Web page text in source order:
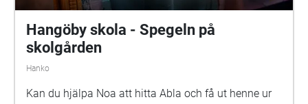
drama. Vi hoppas att du ska ha en rolig och
spännande stund på din skolgård!
Hangöby skola - Spegeln på
skolgården
Hanko
Kan du hjälpa Noa att hitta Abla och få ut henne ur